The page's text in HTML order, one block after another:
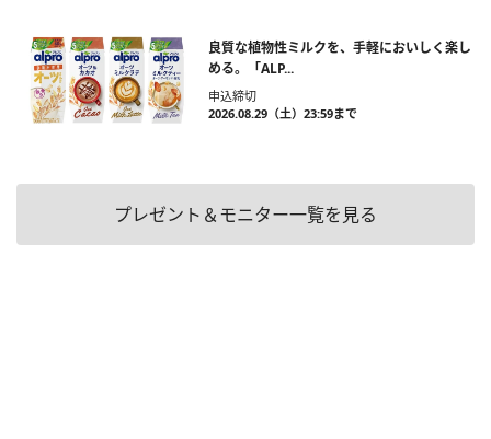
良質な植物性ミルクを、手軽においしく楽し
める。「ALP...
申込締切
2026.08.29（土）23:59まで
プレゼント＆モニター一覧を見る